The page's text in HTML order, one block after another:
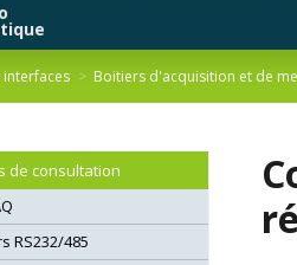
interfaces Boitiers d'acquisition et de
de consultation
RS232/485